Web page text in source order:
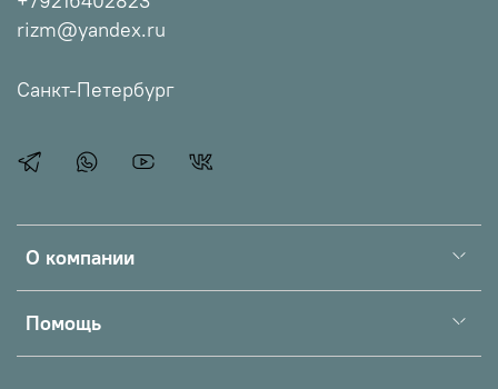
О компании
Помощь
rizm@yandex.ru
Санкт-Петербург